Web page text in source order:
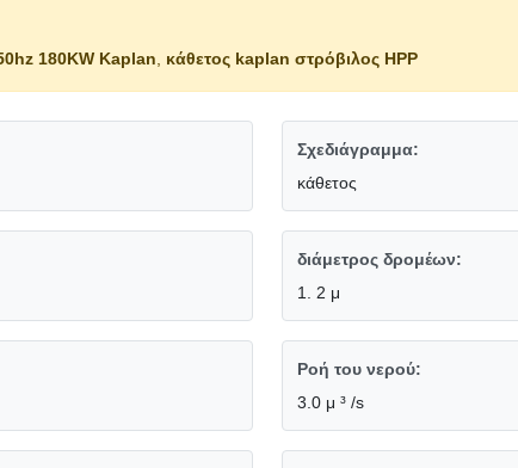
180KW Kaplan κάθετος kaplan στρόβιλος HPP
Σχεδιάγραμμα:
κάθετος
διάμετρος δρομέων:
1. 2 μ
Ροή του νερού:
3.0 μ ³ /s